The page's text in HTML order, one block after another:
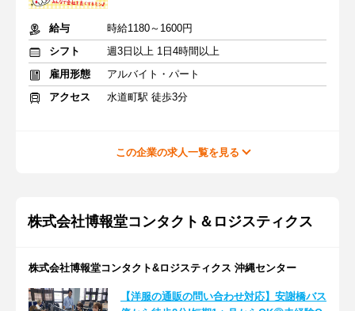
給与
時給1180～1600円
シフト
週3日以上 1日4時間以上
雇用形態
アルバイト・パート
アクセス
水道町駅 徒歩3分
この企業の求人一覧を見る
株式会社博報堂コンタクト＆ロジスティクス
株式会社博報堂コンタクト&ロジスティクス 沖縄センター
【洋服の通販の問い合わせ対応】安謝橋バス